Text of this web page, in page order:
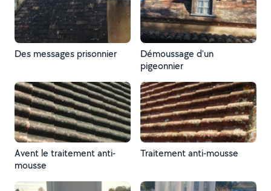
Des messages prisonnier
Démoussage d'un
pigeonnier
Avent le traitement anti-
mousse
Traitement anti-mousse